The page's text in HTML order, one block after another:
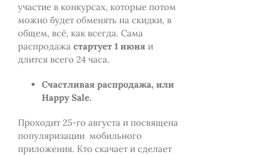
участие в конкурсах, которые потом
можно будет обменять на скидки, в
общем, всё, как всегда. Сама
распродажа стартует 1 июня и
длится всего 24 часа.
Счастливая распродажа, или
Happy Sale.
Проходит 25-го августа и посвящена
популяризации мобильного
приложения. Кто скачает и сделает